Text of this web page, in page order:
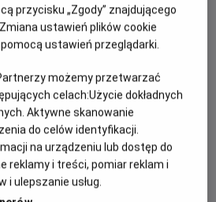
w nim udział. Jednym z trzech
jest przystojny Rodney Alcala,
bycia i inteligentne odpowiedzi
Dziewczyna jednak nie wie, że
mężczyzna jest tak
mordercą z obsesją na
kobiet. Kiedy oboje spotykają
u szczytu swojej krwawej
przycisku „Zgody” znajdującego
ustawień plików cookie
ustawień przeglądarki.
możemy przetwarzać
celach:Użycie dokładnych
Aktywne skanowanie
do celów identyfikacji.
na urządzeniu lub dostęp do
reklamy i treści, pomiar reklam i
i ulepszanie usług.